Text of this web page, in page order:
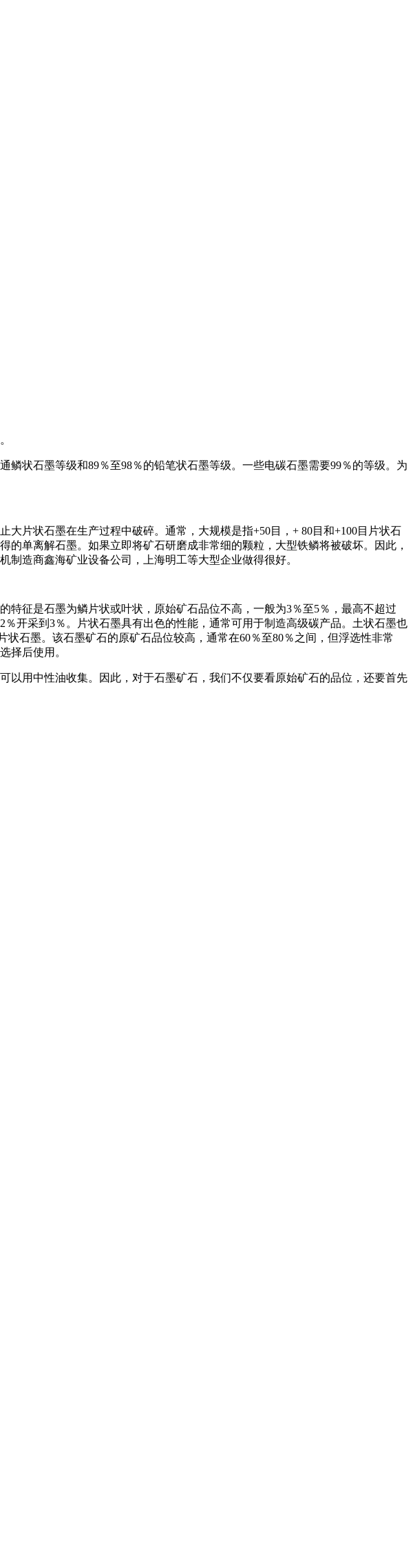
状石墨等级和89％至98％的铅笔状石墨等级。一些电碳石墨需要99％的等级。为
片状石墨在生产过程中破碎。通常，大规模是指+50目，+ 80目和+100目片状石
单离解石墨。如果立即将矿石研磨成非常细的颗粒，大型铁鳞将被破坏。因此，
造商鑫海矿业设备公司，上海明工等大型企业做得很好。
征是石墨为鳞片状或叶状，原始矿石品位不高，一般为3％至5％，最高不超过
开采到3％。片状石墨具有出色的性能，通常可用于制造高级碳产品。土状石墨也
石墨。该石墨矿石的原矿石品位较高，通常在60％至80％之间，但浮选性非常
择后使用。
用中性油收集。因此，对于石墨矿石，我们不仅要看原始矿石的品位，还要首先